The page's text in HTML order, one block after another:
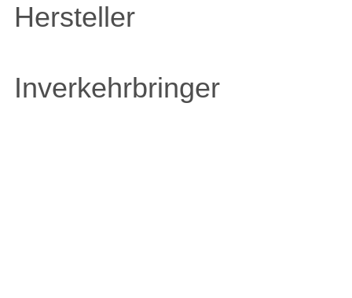
Hersteller
Inverkehrbringer